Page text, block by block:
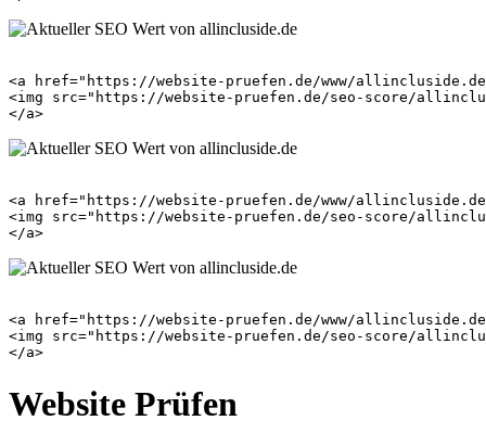
<a href="https://website-pruefen.de/www/
<img src="https://website-pruefen.de/seo-score/
<a href="https://website-pruefen.de/www/
<img src="https://website-pruefen.de/seo-score/
<a href="https://website-pruefen.de/www/
<img src="https://website-pruefen.de/seo-score/
Website Prüfen